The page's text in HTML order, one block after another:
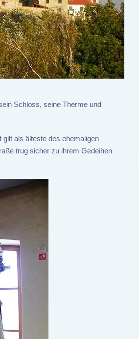
Schloss, seine Therme und
als älteste des ehemaligen
trug sicher zu ihrem Gedeihen